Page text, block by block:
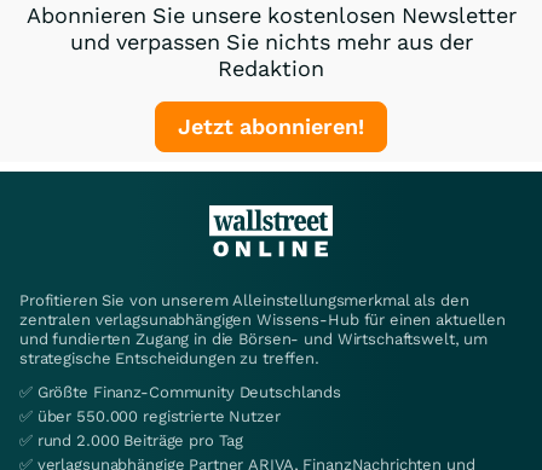
Abonnieren Sie unsere kostenlosen Newsletter
und verpassen Sie nichts mehr aus der
Redaktion
Jetzt abonnieren!
Profitieren Sie von unserem Alleinstellungsmerkmal als den
zentralen verlagsunabhängigen Wissens-Hub für einen aktuellen
und fundierten Zugang in die Börsen- und Wirtschaftswelt, um
strategische Entscheidungen zu treffen.
✅ Größte Finanz-Community Deutschlands
✅ über 550.000 registrierte Nutzer
✅ rund 2.000 Beiträge pro Tag
✅ verlagsunabhängige Partner ARIVA, FinanzNachrichten und